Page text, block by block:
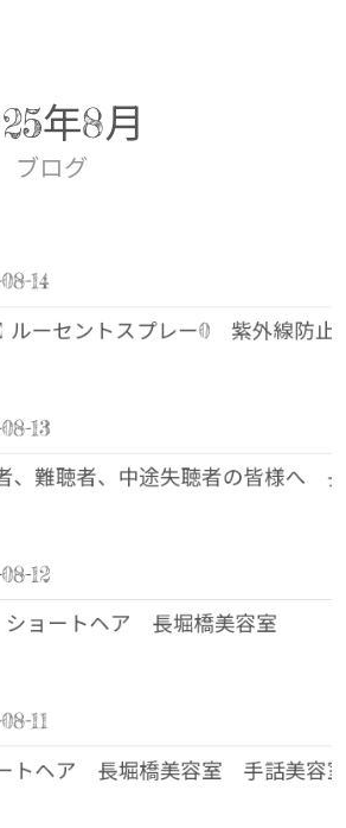
年8月
ブログ
14
ルーセントスプレー0 紫外線防
13
、難聴者、中途失聴者の皆様へ
12
ショートヘア 長堀橋美容室
11
トヘア 長堀橋美容室 手話美容室